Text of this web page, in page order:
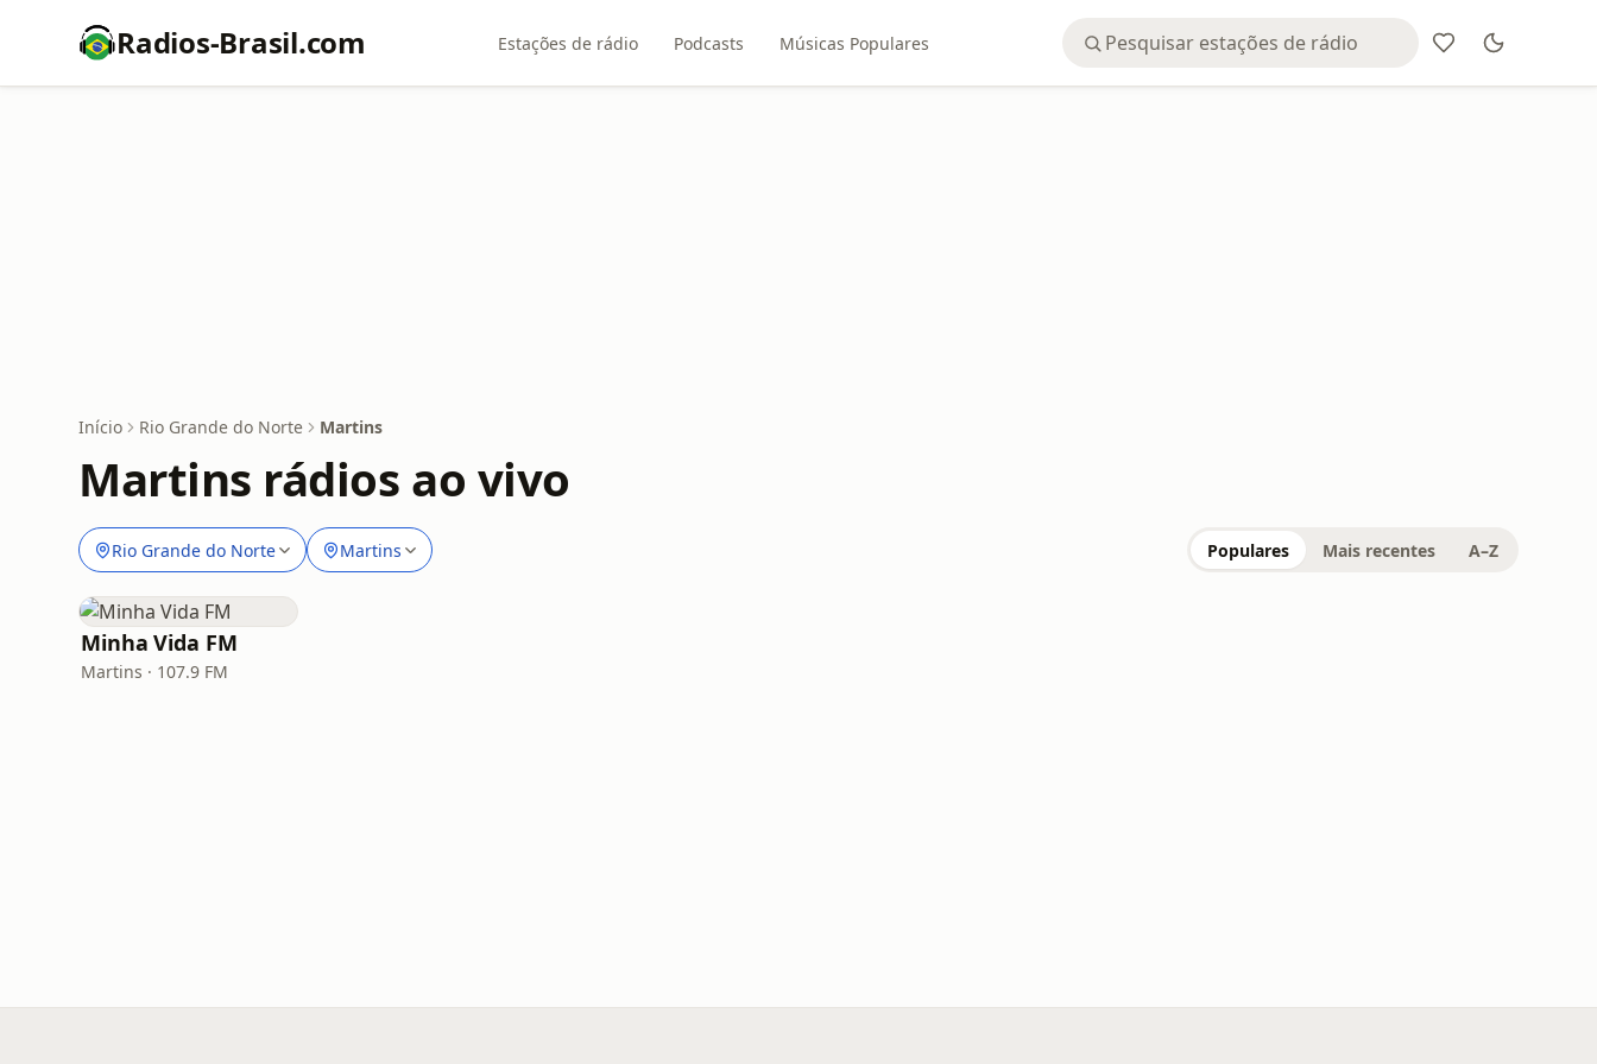
Radios-Brasil.com Estações de rádio Podcasts Músicas Populares
Início Rio Grande do Norte Martins
Martins rádios ao vivo
Rio Grande do Norte Martins Populares Mais recentes A–Z
Minha Vida FM
Martins · 107.9 FM